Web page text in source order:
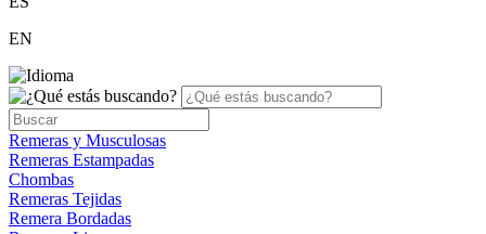
EN
Remeras y Musculosas
Remeras Estampadas
Chombas
Remeras Tejidas
Remera Bordadas